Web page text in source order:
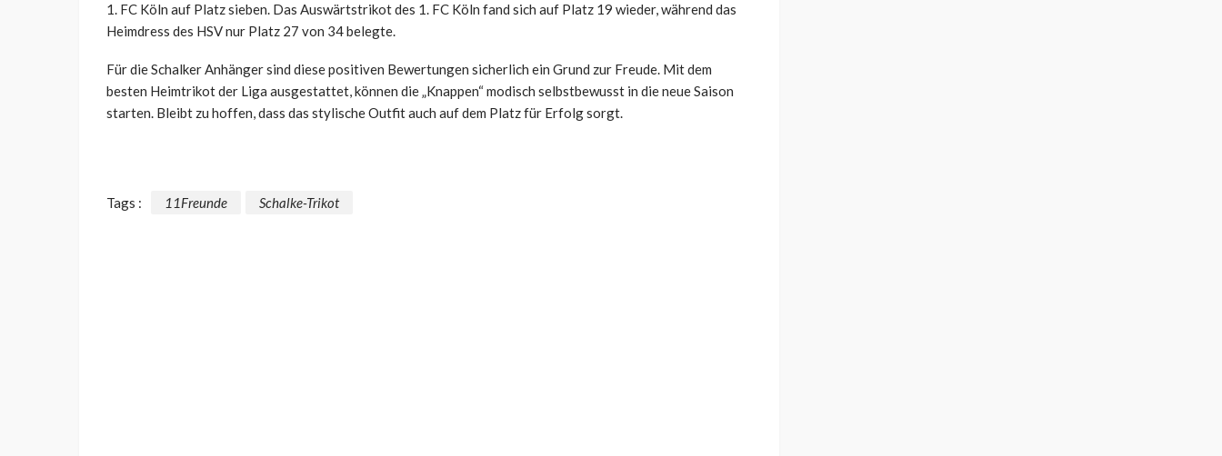
1. FC Köln auf Platz sieben. Das Auswärtstrikot des 1. FC Köln fand sich auf Platz 19 wieder, während das
Heimdress des HSV nur Platz 27 von 34 belegte.
Für die Schalker Anhänger sind diese positiven Bewertungen sicherlich ein Grund zur Freude. Mit dem
besten Heimtrikot der Liga ausgestattet, können die „Knappen“ modisch selbstbewusst in die neue Saison
starten. Bleibt zu hoffen, dass das stylische Outfit auch auf dem Platz für Erfolg sorgt.
Tags : 11Freunde Schalke-Trikot